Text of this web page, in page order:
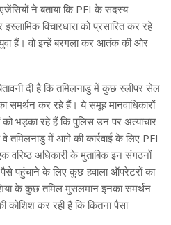
ने बताया कि PFI के सदस्य
विचारधारा को प्रसारित कर रहे
हैं। वो इन्हें बरगला कर आतंक की ओर
दी है कि तमिलनाडु में कुछ स्लीपर सेल
समर्थन कर रहे हैं। ये समूह मानवाधिकारों
भड़का रहे हैं कि पुलिस उन पर अत्याचार
तमिलनाडु में आगे की कार्रवाई के लिए PFI
वरिष्ठ अधिकारी के मुताबिक इन संगठनों
पहुंचाने के लिए कुछ हवाला ऑपरेटरों का
के कुछ तमिल मुसलमान इनका समर्थन
कोशिश कर रही हैं कि कितना पैसा